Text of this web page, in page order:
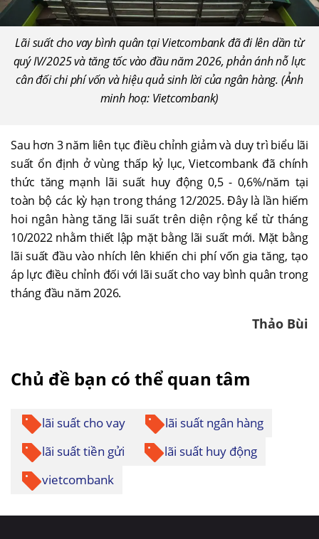
Lãi suất cho vay bình quân tại Vietcombank đã đi lên dần từ
quý IV/2025 và tăng tốc vào đầu năm 2026, phản ánh nỗ lực
cân đối chi phí vốn và hiệu quả sinh lời của ngân hàng. (Ảnh
minh hoạ: Vietcombank)
Sau hơn 3 năm liên tục điều chỉnh giảm và duy trì biểu lãi
suất ổn định ở vùng thấp kỷ lục, Vietcombank đã chính
thức tăng mạnh lãi suất huy động 0,5 - 0,6%/năm tại
toàn bộ các kỳ hạn trong tháng 12/2025. Đây là lần hiếm
hoi ngân hàng tăng lãi suất trên diện rộng kể từ tháng
10/2022 nhằm thiết lập mặt bằng lãi suất mới. Mặt bằng
lãi suất đầu vào nhích lên khiến chi phí vốn gia tăng, tạo
áp lực điều chỉnh đối với lãi suất cho vay bình quân trong
tháng đầu năm 2026.
Thảo Bùi
Chủ đề bạn có thể quan tâm
lãi suất cho vay
lãi suất ngân hàng
lãi suất tiền gửi
lãi suất huy động
vietcombank